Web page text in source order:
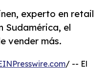
experto en retail
Sudamérica, el
vender más.
/ -- El